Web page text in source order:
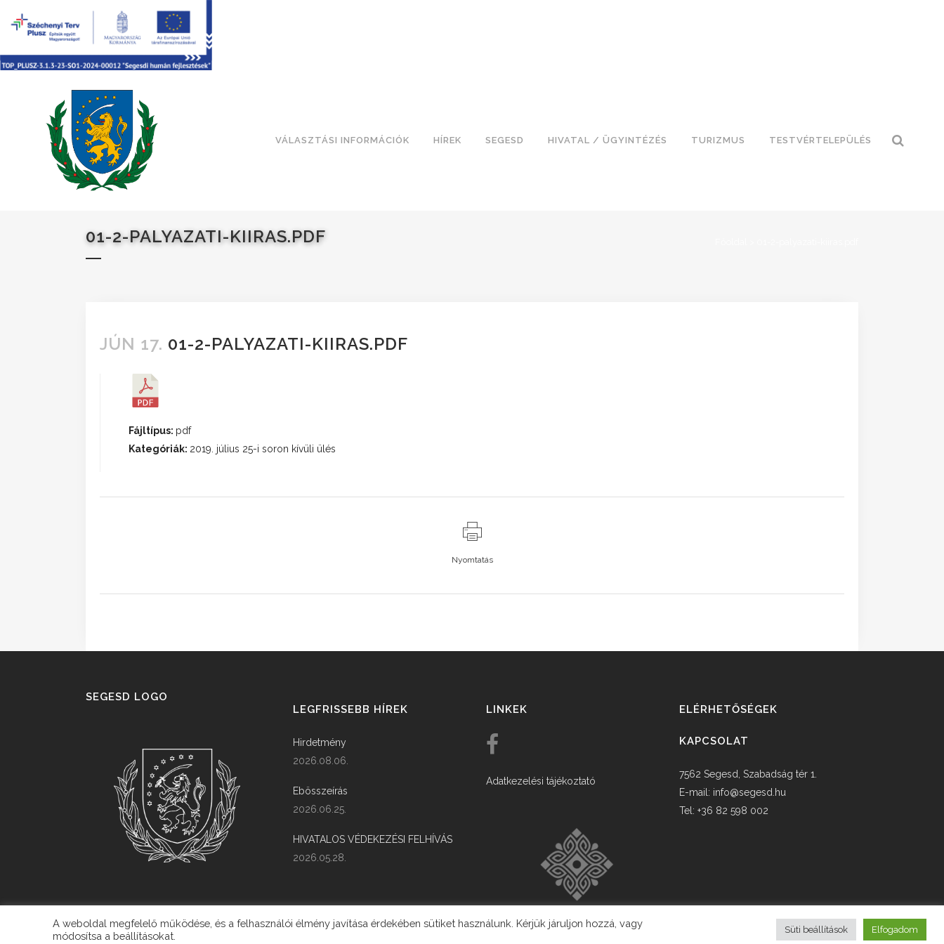
VÁLASZTÁSI INFORMÁCIÓK HÍREK SEGESD HIVATAL / ÜGYINTÉZÉS TURIZMUS TESTVÉRTELEPÜLÉS
01-2-PALYAZATI-KIIRAS.PDF
JÚN 17. 01-2-PALYAZATI-KIIRAS.PDF
Fájltípus: pdf
Kategóriák: 2019. július 25-i soron kívüli ülés
Nyomtatás
SEGESD LOGO
LEGFRISSEBB HÍREK
Hirdetmény
2026.08.06.
Ebösszeírás
2026.06.25.
HIVATALOS VÉDEKEZÉSI FELHÍVÁS
2026.05.28.
LINKEK
Adatkezelési tájékoztató
ELÉRHETŐSÉGEK
KAPCSOLAT
7562 Segesd, Szabadság tér 1.
E-mail: info@segesd.hu
Tel: +36 82 598 002
A weboldal megfelelő működése, és a felhasználói élmény javítása érdekében sütiket használunk. Kérjük járuljon hozzá, vagy
módosítsa a beállításokat.
Süti beállítások Elfogadom